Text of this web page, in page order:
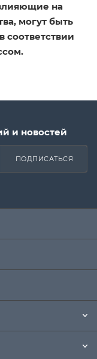
на
могут быть
соответствии
и новостей
ПОДПИСАТЬСЯ